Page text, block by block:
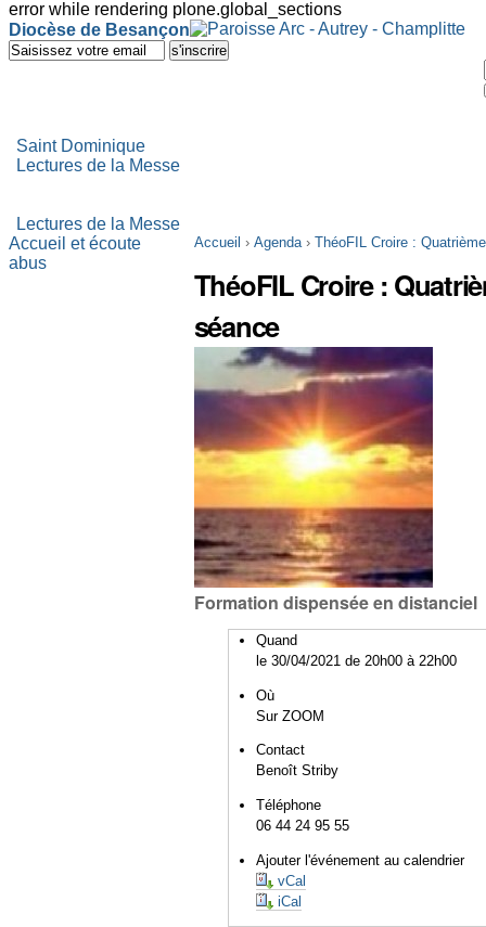
error while rendering plone.global_sections
Outils
personnels
Diocèse de Besançon
Aller
au
à
la
Saint Dominique
Lectures de la Messe
Lectures de la Messe
Accueil › Agenda › ThéoFIL Croire :
ThéoFIL Croire :
séance
Formation dispensée en distanciel
Quand
le 30/04/2021 de 20h00 à 22h00
Où
Sur ZOOM
Contact
Benoît Striby
Téléphone
06 44 24 95 55
Ajouter l'événement au calendrier
vCal
iCal
Accueil et écoute
abus